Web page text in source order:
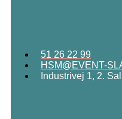
51 26 22 99
HSM@EVENT-
Industrivej 1, 2.